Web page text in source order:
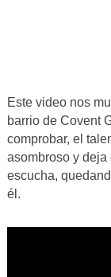
Este video nos
barrio de Covent
comprobar, el
asombroso y
escucha,
él.